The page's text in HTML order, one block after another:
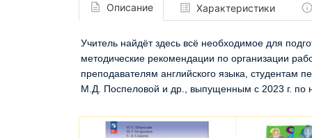
Описание Характеристики
Учитель найдёт здесь всё необходимое для
методические рекомендации по организации
преподавателям английского языка, студентам
М.Д. Поспеловой и др., выпущенным с 2023 г. по